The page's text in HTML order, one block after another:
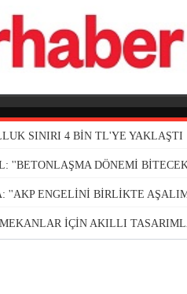
SINIRI 4 BİN TL'YE YAKLAŞTI
''BETONLAŞMA DÖNEMİ
''AKP ENGELİNİ BİRLİKTE
İÇİN AKILLI